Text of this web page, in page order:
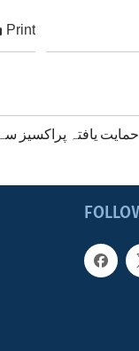
Print
حمایت یافتہ پراکسیز